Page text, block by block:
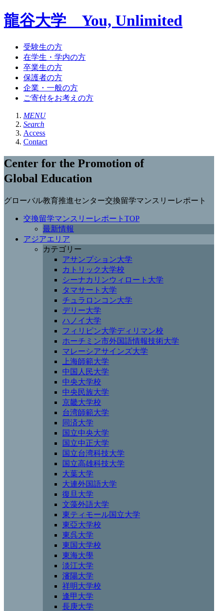
龍谷大学 You, Unlimited
受験生の方
在学生・学内の方
卒業生の方
保護者の方
企業・一般の方
ご寄付をお考えの方
MENU
Search
Access
Contact
Center for the Promotion of
Global Education
グローバル教育推進センター交換留学マンスリーレポート
交換留学マンスリーレポートTOP
最新情報
アジアエリア
カテゴリー
アサンプション大学
カトリック大学校
シーナカリンウィロート大学
タマサート大学
チュラロンコン大学
デリー大学
ハノイ大学
フィリピン大学ディリマン校
ホーチミン市外国語情報技術大学
マレーシアサインズ大学
上海師範大学
中国人民大学
中央大学校
中央民族大学
京畿大学校
台湾師範大学
同済大学
国立中央大学
国立中正大学
国立台湾科技大学
国立高雄科技大学
大葉大学
大連外国語大学
復旦大学
文藻外語大学
東ティモール国立大学
東亞大学校
東呉大学
東国大学校
東海大學
淡江大学
瀋陽大学
祥明大学校
逢甲大学
長庚大学